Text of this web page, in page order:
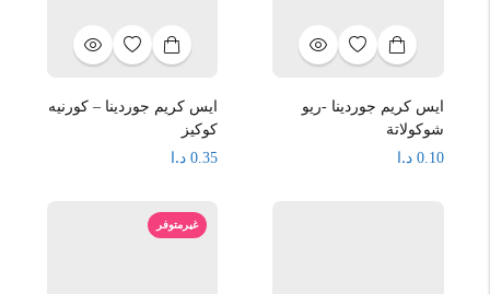
ايس كريم جوردينا -ريو
شوكولاتة
0.10 د.ا
ايس كريم جوردينا – كورنيه
كوكيز
0.35 د.ا
غيرمتوفر